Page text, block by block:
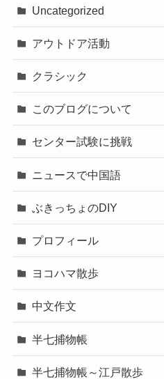
Uncategorized
アウトドア活動
クラシック
このブログについて
センター試験に挑戦
ニュースで中国語
ぶきっちょのDIY
プロフィール
ヨコハマ散歩
中文作文
半七捕物帳
半七捕物帳～江戸散歩